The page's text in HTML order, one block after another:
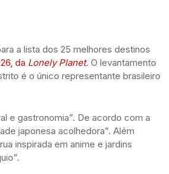
a lista dos 25 melhores destinos
da Lonely Planet. O levantamento
é o único representante brasileiro
e gastronomia”. De acordo com a
japonesa acolhedora”. Além
inspirada em anime e jardins